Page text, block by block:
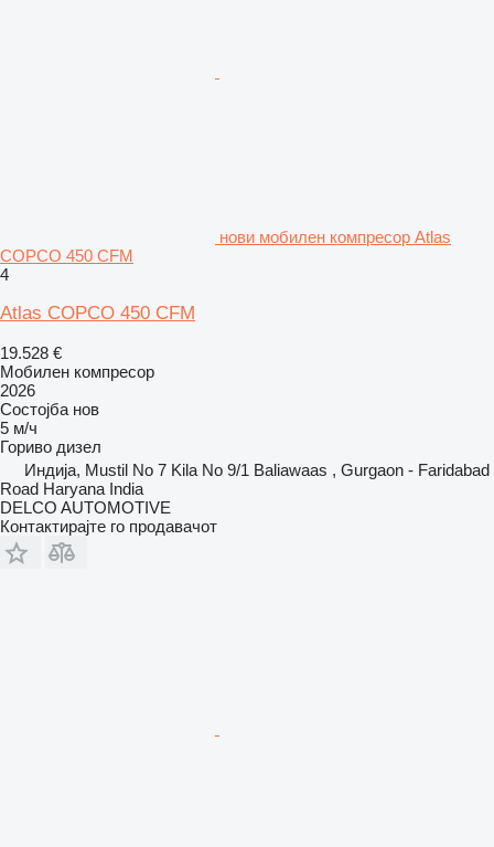
нови мобилен компресор Atlas
COPCO 450 CFM
4
Atlas COPCO 450 CFM
19.528 €
Мобилен компресор
2026
Состојба нов
5 м/ч
Гориво дизел
Индија, Mustil No 7 Kila No 9/1 Baliawaas , Gurgaon - Faridabad
Road Haryana India
DELCO AUTOMOTIVE
Контактирајте го продавачот